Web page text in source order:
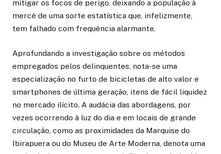
mitigar os focos de perigo, deixando a população à
mercê de uma sorte estatística que, infelizmente,
tem falhado com frequência alarmante.
Aprofundando a investigação sobre os métodos
empregados pelos delinquentes, nota-se uma
especialização no furto de bicicletas de alto valor e
smartphones de última geração, itens de fácil liquidez
no mercado ilícito. A audácia das abordagens, por
vezes ocorrendo à luz do dia e em locais de grande
circulação, como as proximidades da Marquise do
Ibirapuera ou do Museu de Arte Moderna, denota uma